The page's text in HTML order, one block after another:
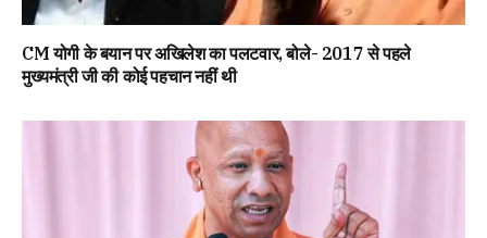
CM योगी के बयान पर अखिलेश का पलटवार, बोले- 2017 से पहले
मुख्यमंत्री जी की कोई पहचान नहीं थी